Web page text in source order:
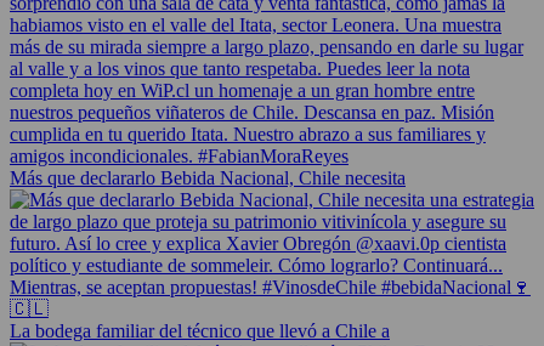
Más que declararlo Bebida Nacional, Chile necesita
La bodega familiar del técnico que llevó a Chile a